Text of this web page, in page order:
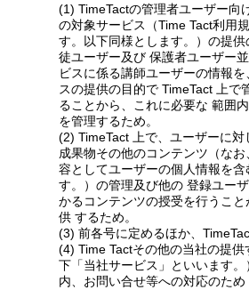
(1) TimeTactの管理者ユーザー向
の対象サービス（Time Tact利用
す。以下同様とします。）の提
徒ユーザー及び 保護者ユーザー
ビスに係る講師ユーザーの情報
スの提供の目的で TimeTact 上で
ることから、これに必要な 範囲
を管理するため。
(2) TimeTact 上で、ユーザーに対
成果物その他のコンテンツ（な
容としてユーザーの個人情報を含
す。）の管理及び他の 登録ユー
かるコンテンツの授受を行うこ
供 するため。
(3) 前各号に定めるほか、
(4) Time Tactその他の当社の提供
下「当社サービス」といいます
内、お問い合せ等への対応のため